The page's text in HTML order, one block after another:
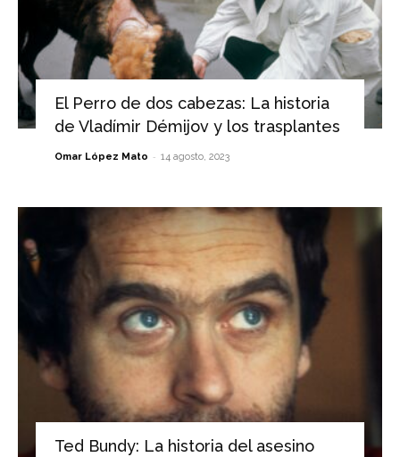
El Perro de dos cabezas: La historia
de Vladímir Démijov y los trasplantes
Omar López Mato - 14 agosto, 2023
Ted Bundy: La historia del asesino